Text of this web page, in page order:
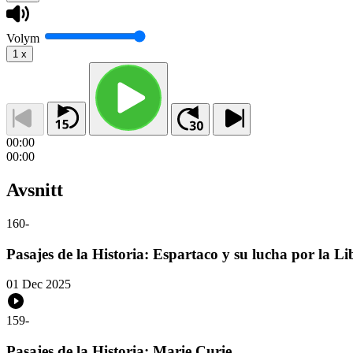
Volym
1 x
00:00
00:00
Avsnitt
160-
Pasajes de la Historia: Espartaco y su lucha por la
01 Dec 2025
159-